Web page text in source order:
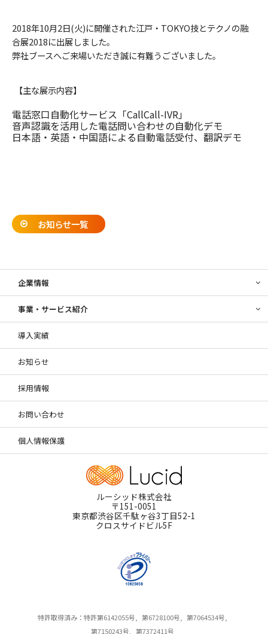
2018年10月2日(火)に開催された江戸・TOKYO技とテクノの融
合展2018に出展しました。
弊社ブースへご来場いただき誠に有難うございました。
【主な展示内容】
電話窓口自動化サービス「CallCall-IVR」
音声認識を活用した電話問い合わせの自動化デモ
日本語・英語・中国語による自動電話受付、翻訳デモ
お知らせ一覧
企業情報
事業・サービス紹介
導入実績
お知らせ
採用情報
お問い合わせ
個人情報保護
ルーシッド株式会社
〒151-0051
東京都渋谷区千駄ヶ谷3丁目52-1
クロスサイドビル5F
特許取得済み：特許第6142055号, 第6728100号,
第7064534号,
第7150243号,
第7372411号